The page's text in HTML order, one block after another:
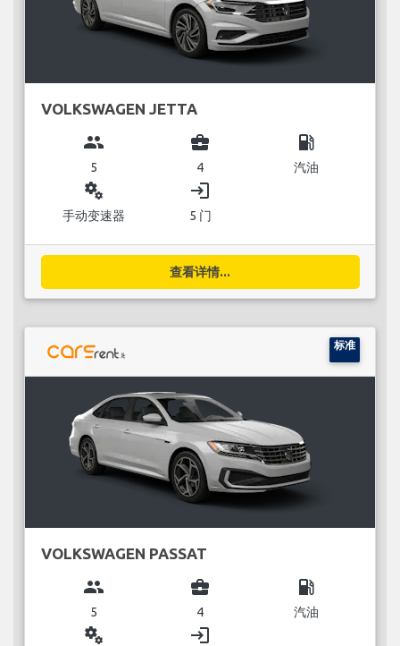
VOLKSWAGEN JETTA
group
5
business_center
4
local_gas_station
汽油
miscellaneous_services
手动变速器
login
5 门
查看详情...
标准
VOLKSWAGEN PASSAT
group
5
business_center
4
local_gas_station
汽油
miscellaneous_services login